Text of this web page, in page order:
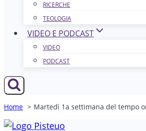
RICERCHE
TEOLOGIA
VIDEO E PODCAST
VIDEO
PODCAST
Home Martedì 1a settimana del tempo